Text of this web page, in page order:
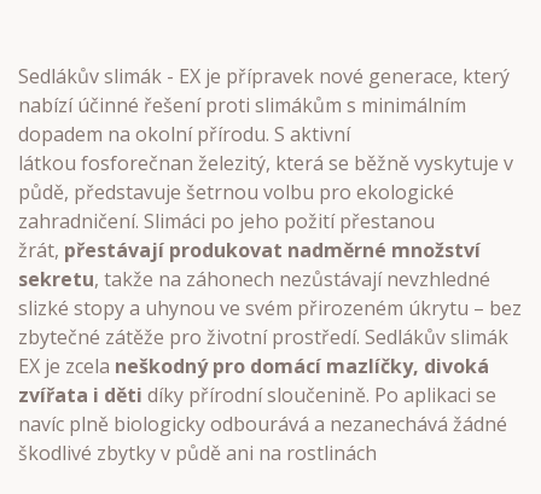
Sedlákův slimák - EX je přípravek nové generace, který
nabízí účinné řešení proti slimákům s minimálním
dopadem na okolní přírodu. S aktivní
látkou fosforečnan železitý, která se běžně vyskytuje v
půdě, představuje šetrnou volbu pro ekologické
zahradničení. Slimáci po jeho požití přestanou
žrát, přestávají produkovat nadměrné množství
sekretu, takže na záhonech nezůstávají nevzhledné
slizké stopy a uhynou ve svém přirozeném úkrytu – bez
zbytečné zátěže pro životní prostředí. Sedlákův slimák
EX je zcela neškodný pro domácí mazlíčky, divoká
zvířata i děti díky přírodní sloučenině. Po aplikaci se
navíc plně biologicky odbourává a nezanechává žádné
škodlivé zbytky v půdě ani na rostlinách